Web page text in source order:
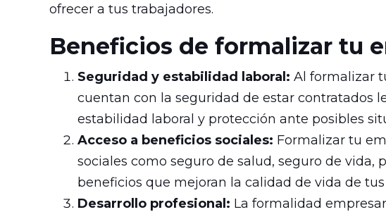
ofrecer a tus trabajadores.
Beneficios de formalizar tu
Seguridad y estabilidad laboral: Al formalizar
cuentan con la seguridad de estar contratados
estabilidad laboral y protección ante posibles
Acceso a beneficios sociales: Formalizar tu
sociales como seguro de salud, seguro de vida,
beneficios que mejoran la calidad de vida de
Desarrollo profesional: La formalidad